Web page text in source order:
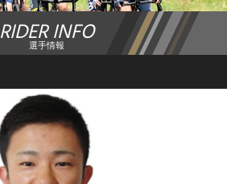
ランキング
チーム・選手
競技ガイド
RIDER INFO
選手情報